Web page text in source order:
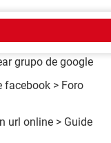
grupo de google
facebook > Foro
url online > Guide